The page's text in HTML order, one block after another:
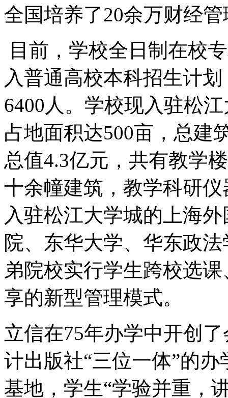
全国培养了20余万财经
目前，学校全日制在校
入普通高校本科招生计
6400人。学校现入驻松
占地面积达500亩，总建
总值4.3亿元，共有教学
十余幢建筑，教学科研
入驻松江大学城的上海
院、东华大学、华东政
弟院校实行学生跨校选
享的新型管理模式。
立信在75年办学中开创
计出版社“三位一体”的
基地，学生“学验并重，